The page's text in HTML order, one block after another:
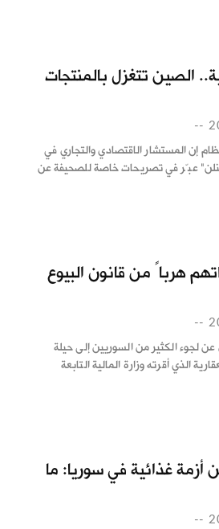
الصين تتغزل بالمنتجات
--
إن المستشار الاقتصادي والتجاري في
عبّر في تصريحات خاصة للصحيفة عن
هرباً من قانون البيوع
--
الكثير من السوريين إلى حيلة
الذي أقرته وزارة المالية التابعة
غذائية في سوريا: ما
--